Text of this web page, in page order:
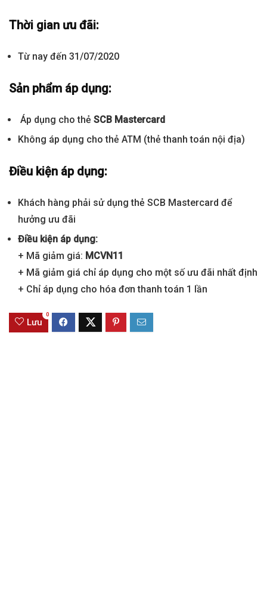
Thời gian ưu đãi:
Từ nay đến 31/07/2020
Sản phẩm áp dụng:
Áp dụng cho thẻ SCB Mastercard
Không áp dụng cho thẻ ATM (thẻ thanh toán nội địa)
Điều kiện áp dụng:
Khách hàng phải sử dụng thẻ SCB Mastercard để
hưởng ưu đãi
Điều kiện áp dụng:
+ Mã giảm giá: MCVN11
+ Mã giảm giá chỉ áp dụng cho một số ưu đãi nhất định
+ Chỉ áp dụng cho hóa đơn thanh toán 1 lần
Lưu
0